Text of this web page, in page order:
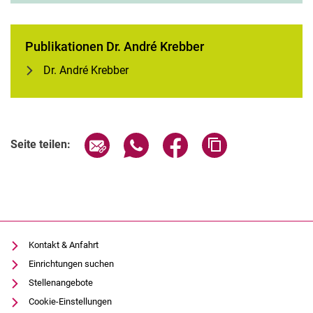
Publikationen Dr. André Krebber
Dr. André Krebber
Seite teilen: Seite über E-Mail teilen
Seite über WhatsApp teilen
Seite über Facebook
Kontakt & Anfahrt
Einrichtungen suchen
Stellenangebote
Cookie-Einstellungen